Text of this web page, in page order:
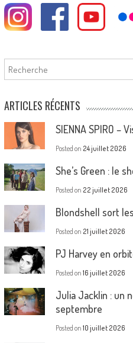
Rechercher
ARTICLES RÉCENTS
SIENNA SPIRO –
Posted on 24 juillet 2026
She’s Green : le
Posted on 22 juillet 2026
Blondshell sort
Posted on 21 juillet 2026
PJ Harvey en
Posted on 16 juillet 2026
Julia Jacklin : un
septembre
Posted on 10 juillet 2026